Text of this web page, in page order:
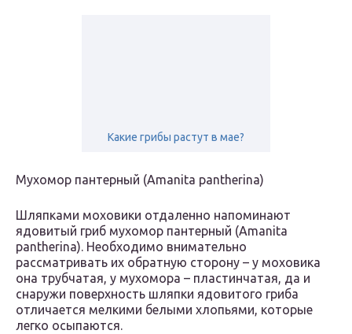
Какие грибы растут в мае?
Мухомор пантерный (Amanita pantherina)
Шляпками моховики отдаленно напоминают
ядовитый гриб мухомор пантерный (Amanita
pantherina). Необходимо внимательно
рассматривать их обратную сторону – у моховика
она трубчатая, у мухомора – пластинчатая, да и
снаружи поверхность шляпки ядовитого гриба
отличается мелкими белыми хлопьями, которые
легко осыпаются.